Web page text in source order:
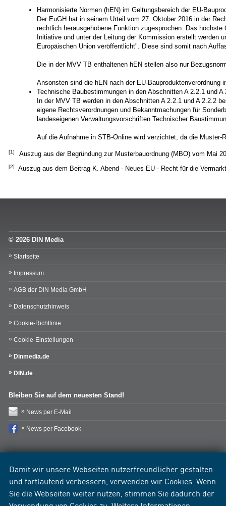
Damit wir unsere Webseiten nutzerfreundlicher gestalten
und fortlaufend verbessern, verwenden wir Cookies. Wenn
Sie die Webseiten weiter nutzen, stimmen Sie dadurch der
Harmonisierte Normen (hEN) im Geltungsbereich der EU-
Der EuGH hat in seinem Urteil vom 27. Oktober 2016 in der
rechtlich herausgehobene Funktion zugesprochen. Das
Initiative und unter der Leitung der Kommission erstellt werden
Europäischen Union veröffentlicht". Diese sind somit nach
Die in der MVV TB enthaltenen hEN stellen also nur
Ansonsten sind die hEN nach der EU-Bauproduktenverordnung
Technische Baubestimmungen in den Abschnitten A 2.2.1 und A
In der MVV TB werden in den Abschnitten A 2.2.1 und A 2.2.2
eigene Rechtsverordnungen und Bekanntmachungen für
landeseigenen Verwaltungsvorschriften Technischer
​​​​​​​Auf die Aufnahme in STB-Online wird verzichtet, da die Muster-
[1] Auszug aus der Begründung zur Musterbauordnung (MBO) vom Mai
[2] Auszug aus dem Beitrag K. Abend - Neues EU - Recht für die
© 2026 DIN Media
Startseite
Impressum
AGB der DIN Media GmbH
Datenschutzhinweis
Cookie-Richtlinie
Cookie-Einstellungen
Dinmedia.de
DIN.de
Bleiben Sie auf dem neuesten Stand!
News per E-Mail
News per Facebook